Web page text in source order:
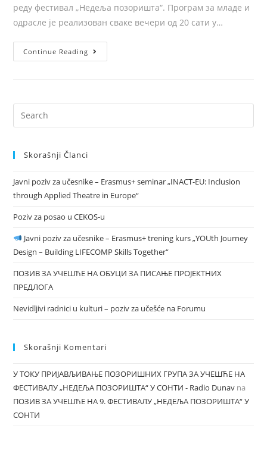
реду фестивал „Недеља позоришта“. Програм за младе и
одрасле је реализован сваке вечери од 20 сати у…
Continue Reading
Skorašnji Članci
Javni poziv za učesnike – Erasmus+ seminar „INACT-EU: Inclusion
through Applied Theatre in Europe“
Poziv za posao u CEKOS-u
Javni poziv za učesnike – Erasmus+ trening kurs „YOUth Journey
Design – Building LIFECOMP Skills Together“
ПОЗИВ ЗА УЧЕШЋЕ НА ОБУЦИ ЗА ПИСАЊЕ ПРОЈЕКТНИХ
ПРЕДЛОГА
Nevidljivi radnici u kulturi – poziv za učešće na Forumu
Skorašnji Komentari
У ТОКУ ПРИЈАВЉИВАЊЕ ПОЗОРИШНИХ ГРУПА ЗА УЧЕШЋЕ НА
ФЕСТИВАЛУ „НЕДЕЉА ПОЗОРИШТА“ У СОНТИ - Radio Dunav na
ПОЗИВ ЗА УЧЕШЋЕ НА 9. ФЕСТИВАЛУ „НЕДЕЉА ПОЗОРИШТА“ У
СОНТИ